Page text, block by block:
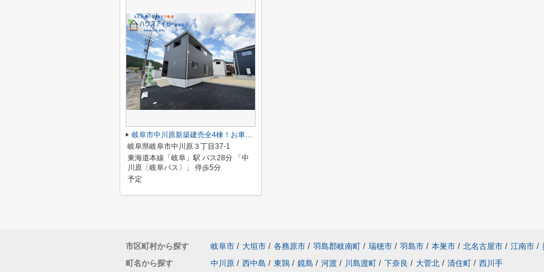
岐阜市中川原新築建売全4棟！お車並列3台可能！長良東小学校区！広めのインナーバルコニー！
岐阜県岐阜市中川原３丁目37-1
東海道本線「岐阜」駅 バス28分 「中
川原〔岐阜バス〕」 停歩5分
予定
市区町村から探す 岐阜市 / 大垣市 / 各務原市 / 羽島郡岐南町 / 瑞穂市 / 羽島市 / 本巣市 / 北名古屋市 / 江南市 /
町名から探す
中川原 / 西中島 / 東鶉 / 鏡島 / 河渡 / 川島渡町 / 下奈良 / 大菅北 / 清住町 / 西川手